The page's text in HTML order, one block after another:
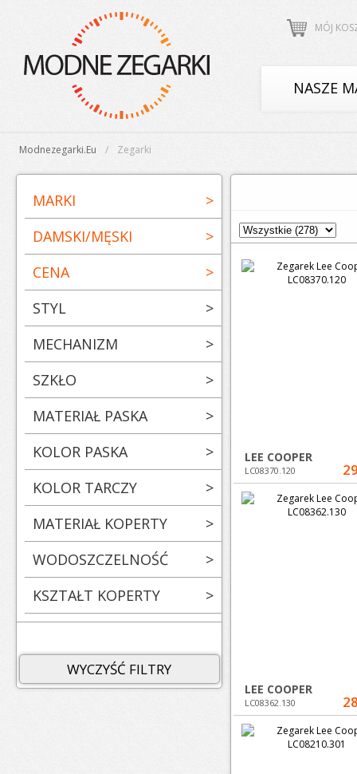
MÓJ
NASZE
Modnezegarki.eu Zegarki
MARKI
>
DAMSKI/MĘSKI
>
CENA
>
STYL
>
MECHANIZM
>
SZKŁO
>
MATERIAŁ PASKA
>
KOLOR PASKA
>
KOLOR TARCZY
>
MATERIAŁ KOPERTY
>
WODOSZCZELNOŚĆ
>
KSZTAŁT KOPERTY
>
WYCZYŚĆ FILTRY
LEE COOPER
LC08370.120
LEE COOPER
LC08362.130